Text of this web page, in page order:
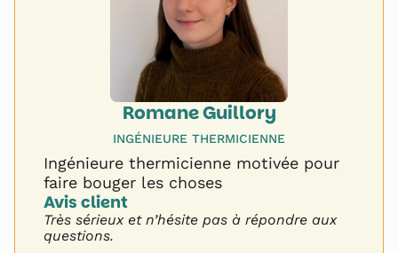
Romane Guillory
INGÉNIEURE THERMICIENNE
Ingénieure thermicienne motivée pour
faire bouger les choses
Avis client
Très sérieux et n’hésite pas à répondre aux
questions.